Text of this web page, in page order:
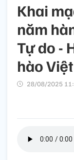
Khai
năm
Tự do -
hào
28/08/2025